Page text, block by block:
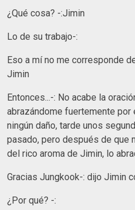
¿Qué cosa? -:Jimin
Lo de su trabajo-:
Eso a mí no me corresponde
Jimin
Entonces...-: No acabe la
abrazándome fuertemente por
ningún daño, tarde unos
pasado, pero después de que
del rico aroma de Jimin, lo
Gracias Jungkook-: dijo Jimin
¿Por qué? -: